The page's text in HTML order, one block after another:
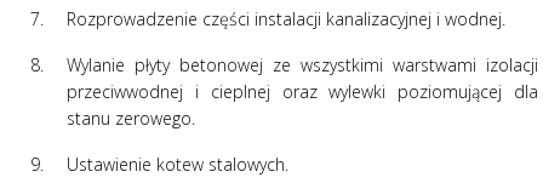
Rozprowadzenie części instalacji kanalizacyjnej i wodnej.
Wylanie płyty betonowej ze wszystkimi warstwami izolacji
przeciwwodnej i cieplnej oraz wylewki poziomującej dla
stanu zerowego.
Ustawienie kotew stalowych.